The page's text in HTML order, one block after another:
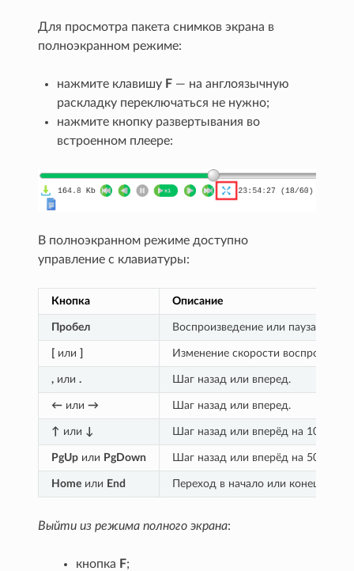
Для просмотра пакета снимков экрана в
полноэкранном режиме:
нажмите клавишу F — на англоязычную
раскладку переключаться не нужно;
нажмите кнопку развертывания во
встроенном плеере:
В полноэкранном режиме доступно
управление с клавиатуры:
Кнопка Описание
Пробел Воспроизведение или пауза.
[ или] Изменение скорости
, или. Шаг назад или вперед.
← или→ Шаг назад или вперед.
↑ или ↓ Шаг назад или вперёд на 10
PgUp или PgDown Шаг назад или вперёд на 50
Home или End Переход в начало или конец.
Выйти из режима полного экрана:
кнопка F;